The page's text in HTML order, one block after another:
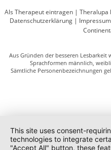
Als Therapeut eintragen | Theralupa
Datenschutzerklärung| Impressum
Aus Gründen der besseren
Sprachformen männlich,
Sämtliche Personenbezeichnungen
This site uses consent-
technologies to integrate
"Accept All" button, these